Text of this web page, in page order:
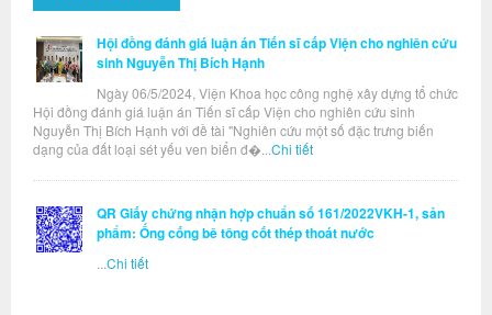
Hội đồng đánh giá luận án Tiến sĩ cấp Viện cho nghiên cứu
sinh Nguyễn Thị Bích Hạnh
Ngày 06/5/2024, Viện Khoa học công nghệ xây dựng tổ chức
Hội đồng đánh giá luận án Tiến sĩ cấp Viện cho nghiên cứu sinh
Nguyễn Thị Bích Hạnh với đề tài "Nghiên cứu một số đặc trưng biến
dạng của đất loại sét yếu ven biển đ�... Chi tiết
QR Giấy chứng nhận hợp chuẩn số 161/2022VKH-1, sản
phẩm: Ống cống bê tông cốt thép thoát nước
Chi tiết